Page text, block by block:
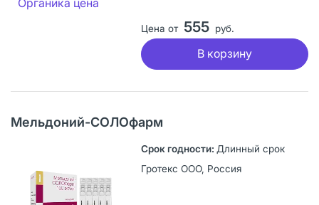
Цена от 555 руб.
В корзину
Мельдоний-СОЛОфарм
Длинный срок
Гротекс ООО, Россия